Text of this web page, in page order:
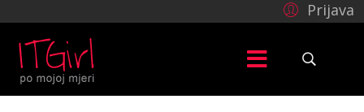
Prijava